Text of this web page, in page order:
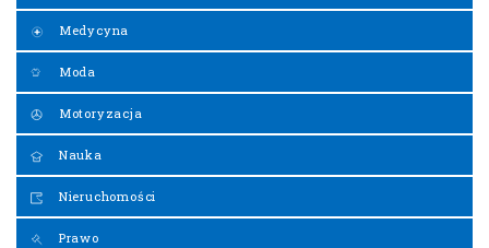
Medycyna
Moda
Motoryzacja
Nauka
Nieruchomości
Prawo